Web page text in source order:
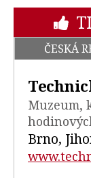
ČESKÁ
Muzeum,
Brno,